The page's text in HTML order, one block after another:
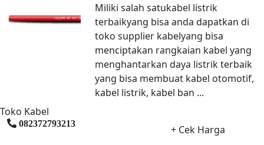
Miliki salah satukabel listrik
terbaikyang bisa anda dapatkan di
toko supplier kabelyang bisa
menciptakan rangkaian kabel yang
menghantarkan daya listrik terbaik
yang bisa membuat kabel otomotif,
kabel listrik, kabel ban ...
Toko Kabel
082372793213
+ Cek Harga